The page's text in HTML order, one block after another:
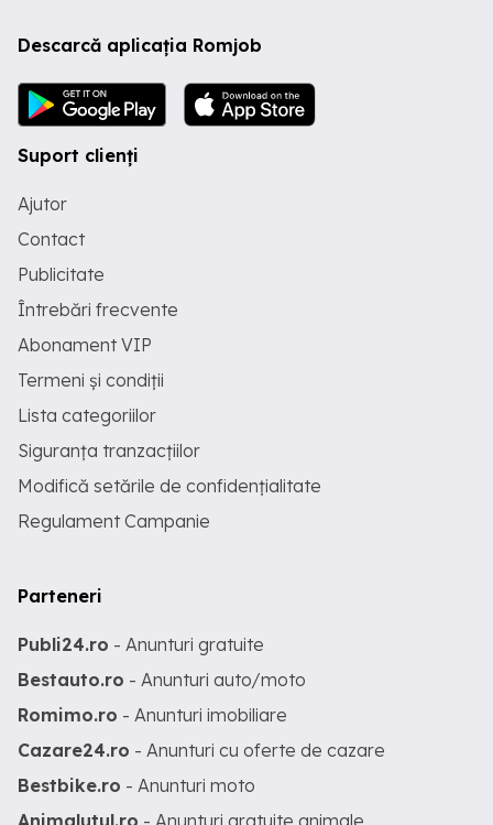
Descarcă aplicația Romjob
Suport clienți
Ajutor
Contact
Publicitate
Întrebări frecvente
Abonament VIP
Termeni și condiții
Lista categoriilor
Siguranța tranzacțiilor
Modifică setările de confidențialitate
Regulament Campanie
Parteneri
Publi24.ro - Anunturi gratuite
Bestauto.ro - Anunturi auto/moto
Romimo.ro - Anunturi imobiliare
Cazare24.ro - Anunturi cu oferte de cazare
Bestbike.ro - Anunturi moto
Animalutul.ro - Anunturi gratuite animale